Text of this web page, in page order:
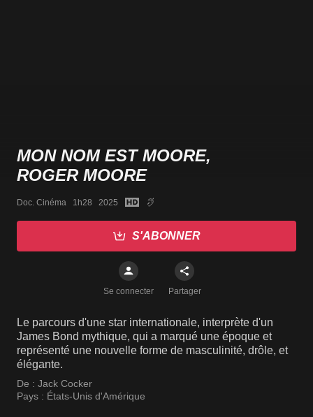
MON NOM EST MOORE,
ROGER MOORE
Doc. Cinéma   1h28   2025
S'ABONNER
Se connecter Partager
Le parcours d'une star internationale, interprète d'un
James Bond mythique, qui a marqué une époque et
représenté une nouvelle forme de masculinité, drôle, et
élégante.
De : Jack Cocker
Pays : États-Unis d'Amérique